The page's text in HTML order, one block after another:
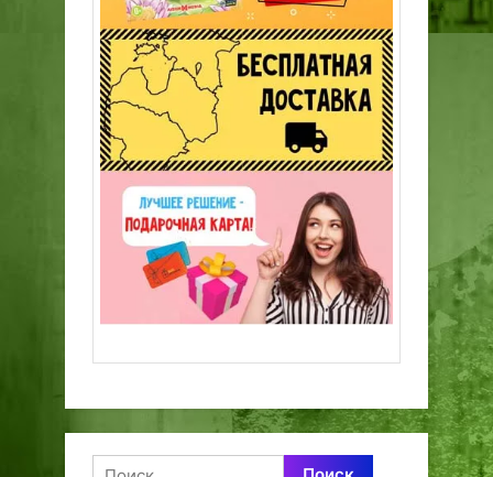
Найти: